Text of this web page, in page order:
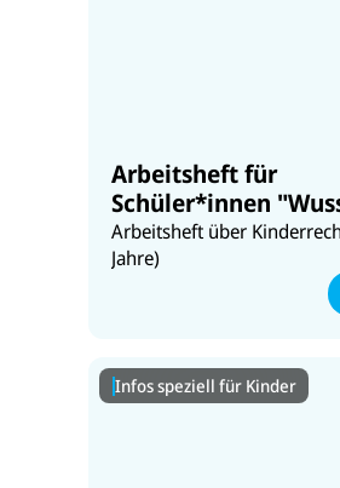
Arbeitsheft für
Schüler*innen
du, dass du Rechte
Arbeitsheft über
Jahre)
Infos speziell für Kinder